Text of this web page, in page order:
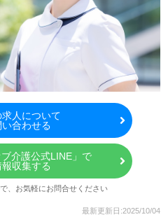
求人について
い合わせる
ブ介護公式LINE」で
報収集する
、お気軽にお問合せください
最新更新日:2025/10/04